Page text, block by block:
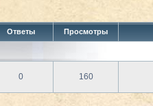
Ответы Просмотры
0 160